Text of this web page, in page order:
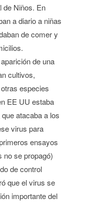
de Niños. En
a diario a niñas
de comer y
de una
cultivos,
especies
EE UU estaba
atacaba a los
virus para
ensayos
no se propagó)
de control
que el virus se
importante del